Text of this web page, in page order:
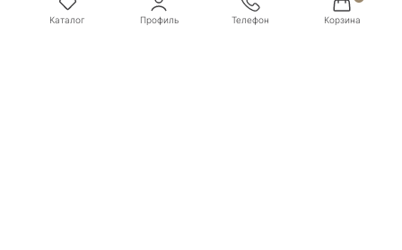
Возврат